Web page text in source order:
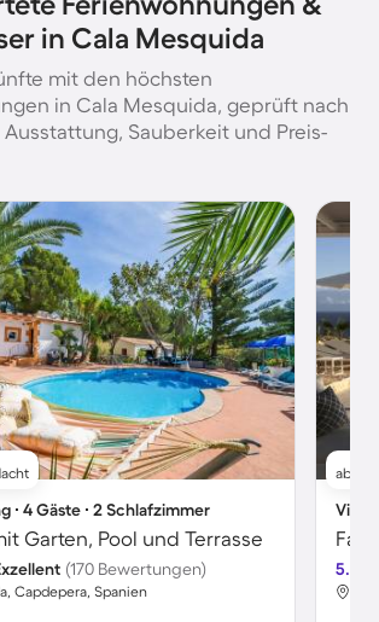
in Cala Mesquida
mit den höchsten
in Cala Mesquida, geprüft nach
Ausstattung, Sauberkeit und Preis-
∙ 4 Gäste ∙ 2 Schlafzimmer
Garten, Pool und Terrasse
(170 Bewertungen)
Capdepera, Spanien
ab
Villa
5.0